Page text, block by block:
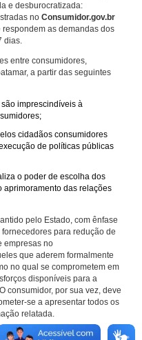
e desburocratizada:
no Consumidor.gov.br
as demandas dos
dias.
entre consumidores,
a partir das seguintes
imprescindíveis à
cidadãos consumidores
de políticas públicas
o poder de escolha dos
aprimoramento das relações
pelo Estado, com ênfase
para redução de
empresas no
que aderem formalmente
no qual se comprometem em
disponíveis para a
consumidor, por sua vez, deve
se a apresentar todos os
relatada.
Ministério da Justiça é a